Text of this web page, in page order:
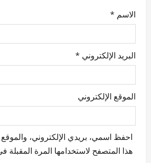
الاسم *
البريد الإلكتروني *
الموقع الإلكتروني
احفظ اسمي، بريدي الإلكتروني،
هذا المتصفح لاستخدامها المرة المقبلة